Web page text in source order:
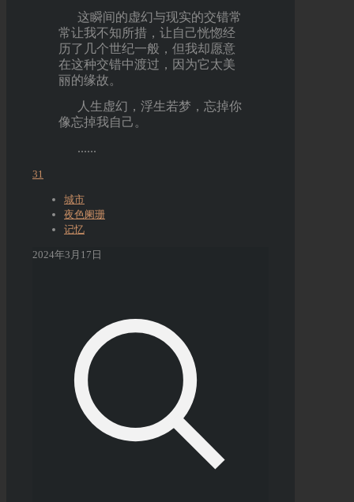
这瞬间的虚幻与现实的交错常
常让我不知所措，让自己恍惚经
历了几个世纪一般，但我却愿意
在这种交错中渡过，因为它太美
丽的缘故。
人生虚幻，浮生若梦，忘掉你
像忘掉我自己。
......
31
城市
夜色阑珊
记忆
2024年3月17日